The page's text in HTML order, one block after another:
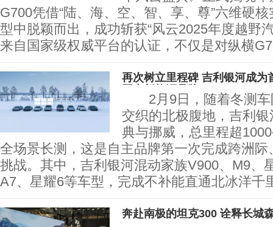
G700凭借“陆、海、空、智、享、尊”六维硬
型中脱颖而出，成功斩获“风云2025年度越
来自国家级权威平台的认证，不仅是对纵横
再次树立里程碑 吉利银河成为
2月9日，随着冬测车
交织的北极腹地，吉利
典与挪威，总里程超
全场景长测，这是自主品牌第一次完成跨洲
挑战。其中，吉利银河混动家族V900、M9、
A7、星耀6等车型，完成不补能直通北冰洋千
奔赴南极的坦克300 诠释长城